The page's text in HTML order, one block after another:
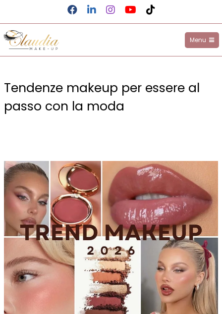
contenuto
Facebook
LinkedInInstagram
YouTubeTikTok
Claudia Make-up
Menu
Tendenze makeup per essere al
passo con la moda